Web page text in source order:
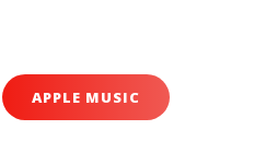
APPLE MUSIC